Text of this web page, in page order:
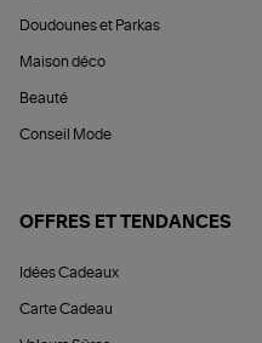
Doudounes et Parkas
Maison déco
Beauté
Conseil Mode
OFFRES ET TENDANCES
Idées Cadeaux
Carte Cadeau